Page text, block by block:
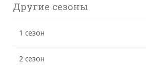
Другие сезоны
1 сезон
2 сезон